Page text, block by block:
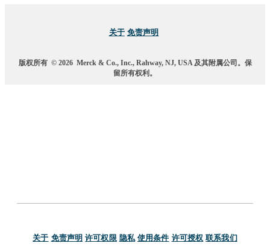
关于 免责声明
版权所有 © 2026 Merck & Co., Inc., Rahway, NJ, USA 及其附属公司。保
留所有权利。
关于 免责声明 许可权限 隐私 使用条件 许可授权 联系我们